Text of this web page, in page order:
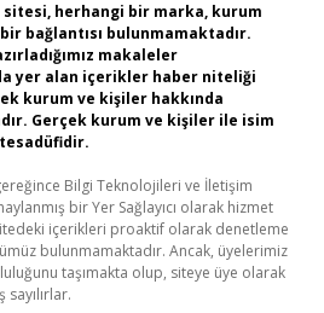
herhangi bir marka, kurum
bağlantısı bulunmamaktadır.
makaleler
yer alan içerikler haber niteliği
kurum ve kişiler hakkında
Gerçek kurum ve kişiler ile isim
Bilgi Teknolojileri ve İletişim
bir Yer Sağlayıcı olarak hizmet
içerikleri proaktif olarak denetleme
bulunmamaktadır. Ancak, üyelerimiz
taşımakta olup, siteye üye olarak